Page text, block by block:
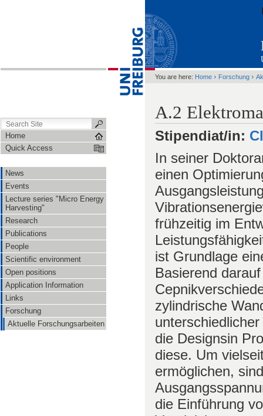
Home
Quick Access
News
Events
Lecture series "Micro Energy
Harvesting"
Research
Publications
People
Scientific environment
Open positions
Application Information
Links
Forschung
Aktuelle Forschungsarbeiten
You are here: Home › Forschung ›
A.2
Stipendiat/in:
In seiner
einen
frühzeitig im
ist Grundlage
Basierend
zylindrische
die Designsin
diese. Um
ermöglichen,
die Einführung